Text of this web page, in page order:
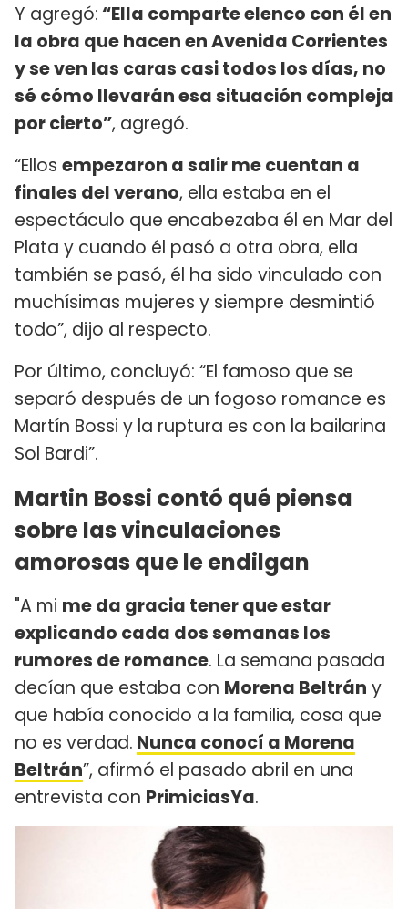
Y agregó: “Ella comparte elenco con él en
la obra que hacen en Avenida Corrientes
y se ven las caras casi todos los días, no
sé cómo llevarán esa situación compleja
por cierto”, agregó.
“Ellos empezaron a salir me cuentan a
finales del verano, ella estaba en el
espectáculo que encabezaba él en Mar del
Plata y cuando él pasó a otra obra, ella
también se pasó, él ha sido vinculado con
muchísimas mujeres y siempre desmintió
todo”, dijo al respecto.
Por último, concluyó: “El famoso que se
separó después de un fogoso romance es
Martín Bossi y la ruptura es con la bailarina
Sol Bardi”.
Martin Bossi contó qué piensa
sobre las vinculaciones
amorosas que le endilgan
"A mi me da gracia tener que estar
explicando cada dos semanas los
rumores de romance. La semana pasada
decían que estaba con Morena Beltrán y
que había conocido a la familia, cosa que
no es verdad. Nunca conocí a Morena
Beltrán”, afirmó el pasado abril en una
entrevista con PrimiciasYa.